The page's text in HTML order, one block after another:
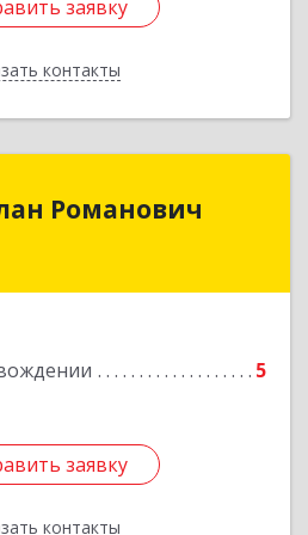
заявку
контакты
заявку
Назад
Романович
5
заявку
контакты
Подробнее
заявку
Назад